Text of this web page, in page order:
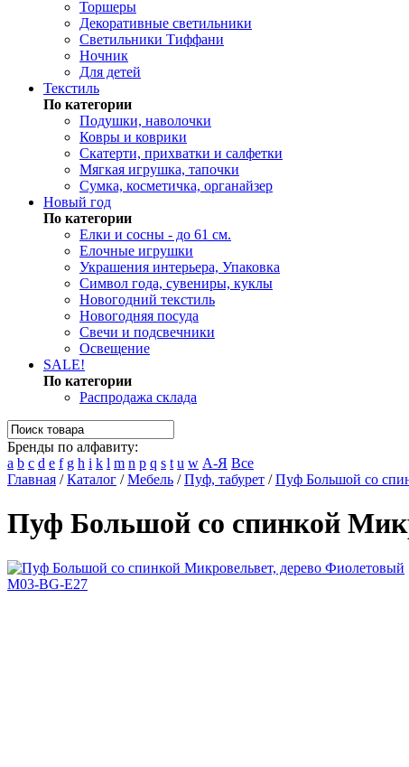
Торшеры
Декоративные светильники
Светильники Тиффани
Ночник
Для детей
Текстиль
По категории
Подушки, наволочки
Ковры и коврики
Скатерти, прихватки и салфетки
Мягкая игрушка, тапочки
Сумка, косметичка, органайзер
Новый год
По категории
Елки и сосны - до 61 см.
Елочные игрушки
Украшения интерьера, Упаковка
Символ года, сувениры, куклы
Новогодний текстиль
Новогодняя посуда
Свечи и подсвечники
Освещение
SALE!
По категории
Распродажа склада
Бренды по алфавиту:
a b c d e f g h i k l m n p q s t u w А-Я Все
Главная /Каталог /Мебель /Пуф, табурет /Пуф Большой со
Пуф Большой со спинкой